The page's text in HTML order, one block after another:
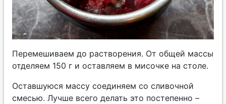
Перемешиваем до растворения. От общей массы
отделяем 150 г и оставляем в мисочке на столе.
Оставшуюся массу соединяем со сливочной
смесью. Лучше всего делать это постепенно –